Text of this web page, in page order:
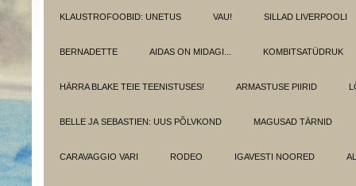
KLAUSTROFOOBID: UNETUS VAU! SILLAD LIVERPOOLI
BERNADETTE AIDAS ON MIDAGI... KOMBITSATÜDRUK
HÄRRA BLAKE TEIE TEENISTUSES! ARMASTUSE PIIRID
BELLE JA SEBASTIEN: UUS PÕLVKOND MAGUSAD TÄRNID
CARAVAGGIO VARI RODEO IGAVESTI NOORED